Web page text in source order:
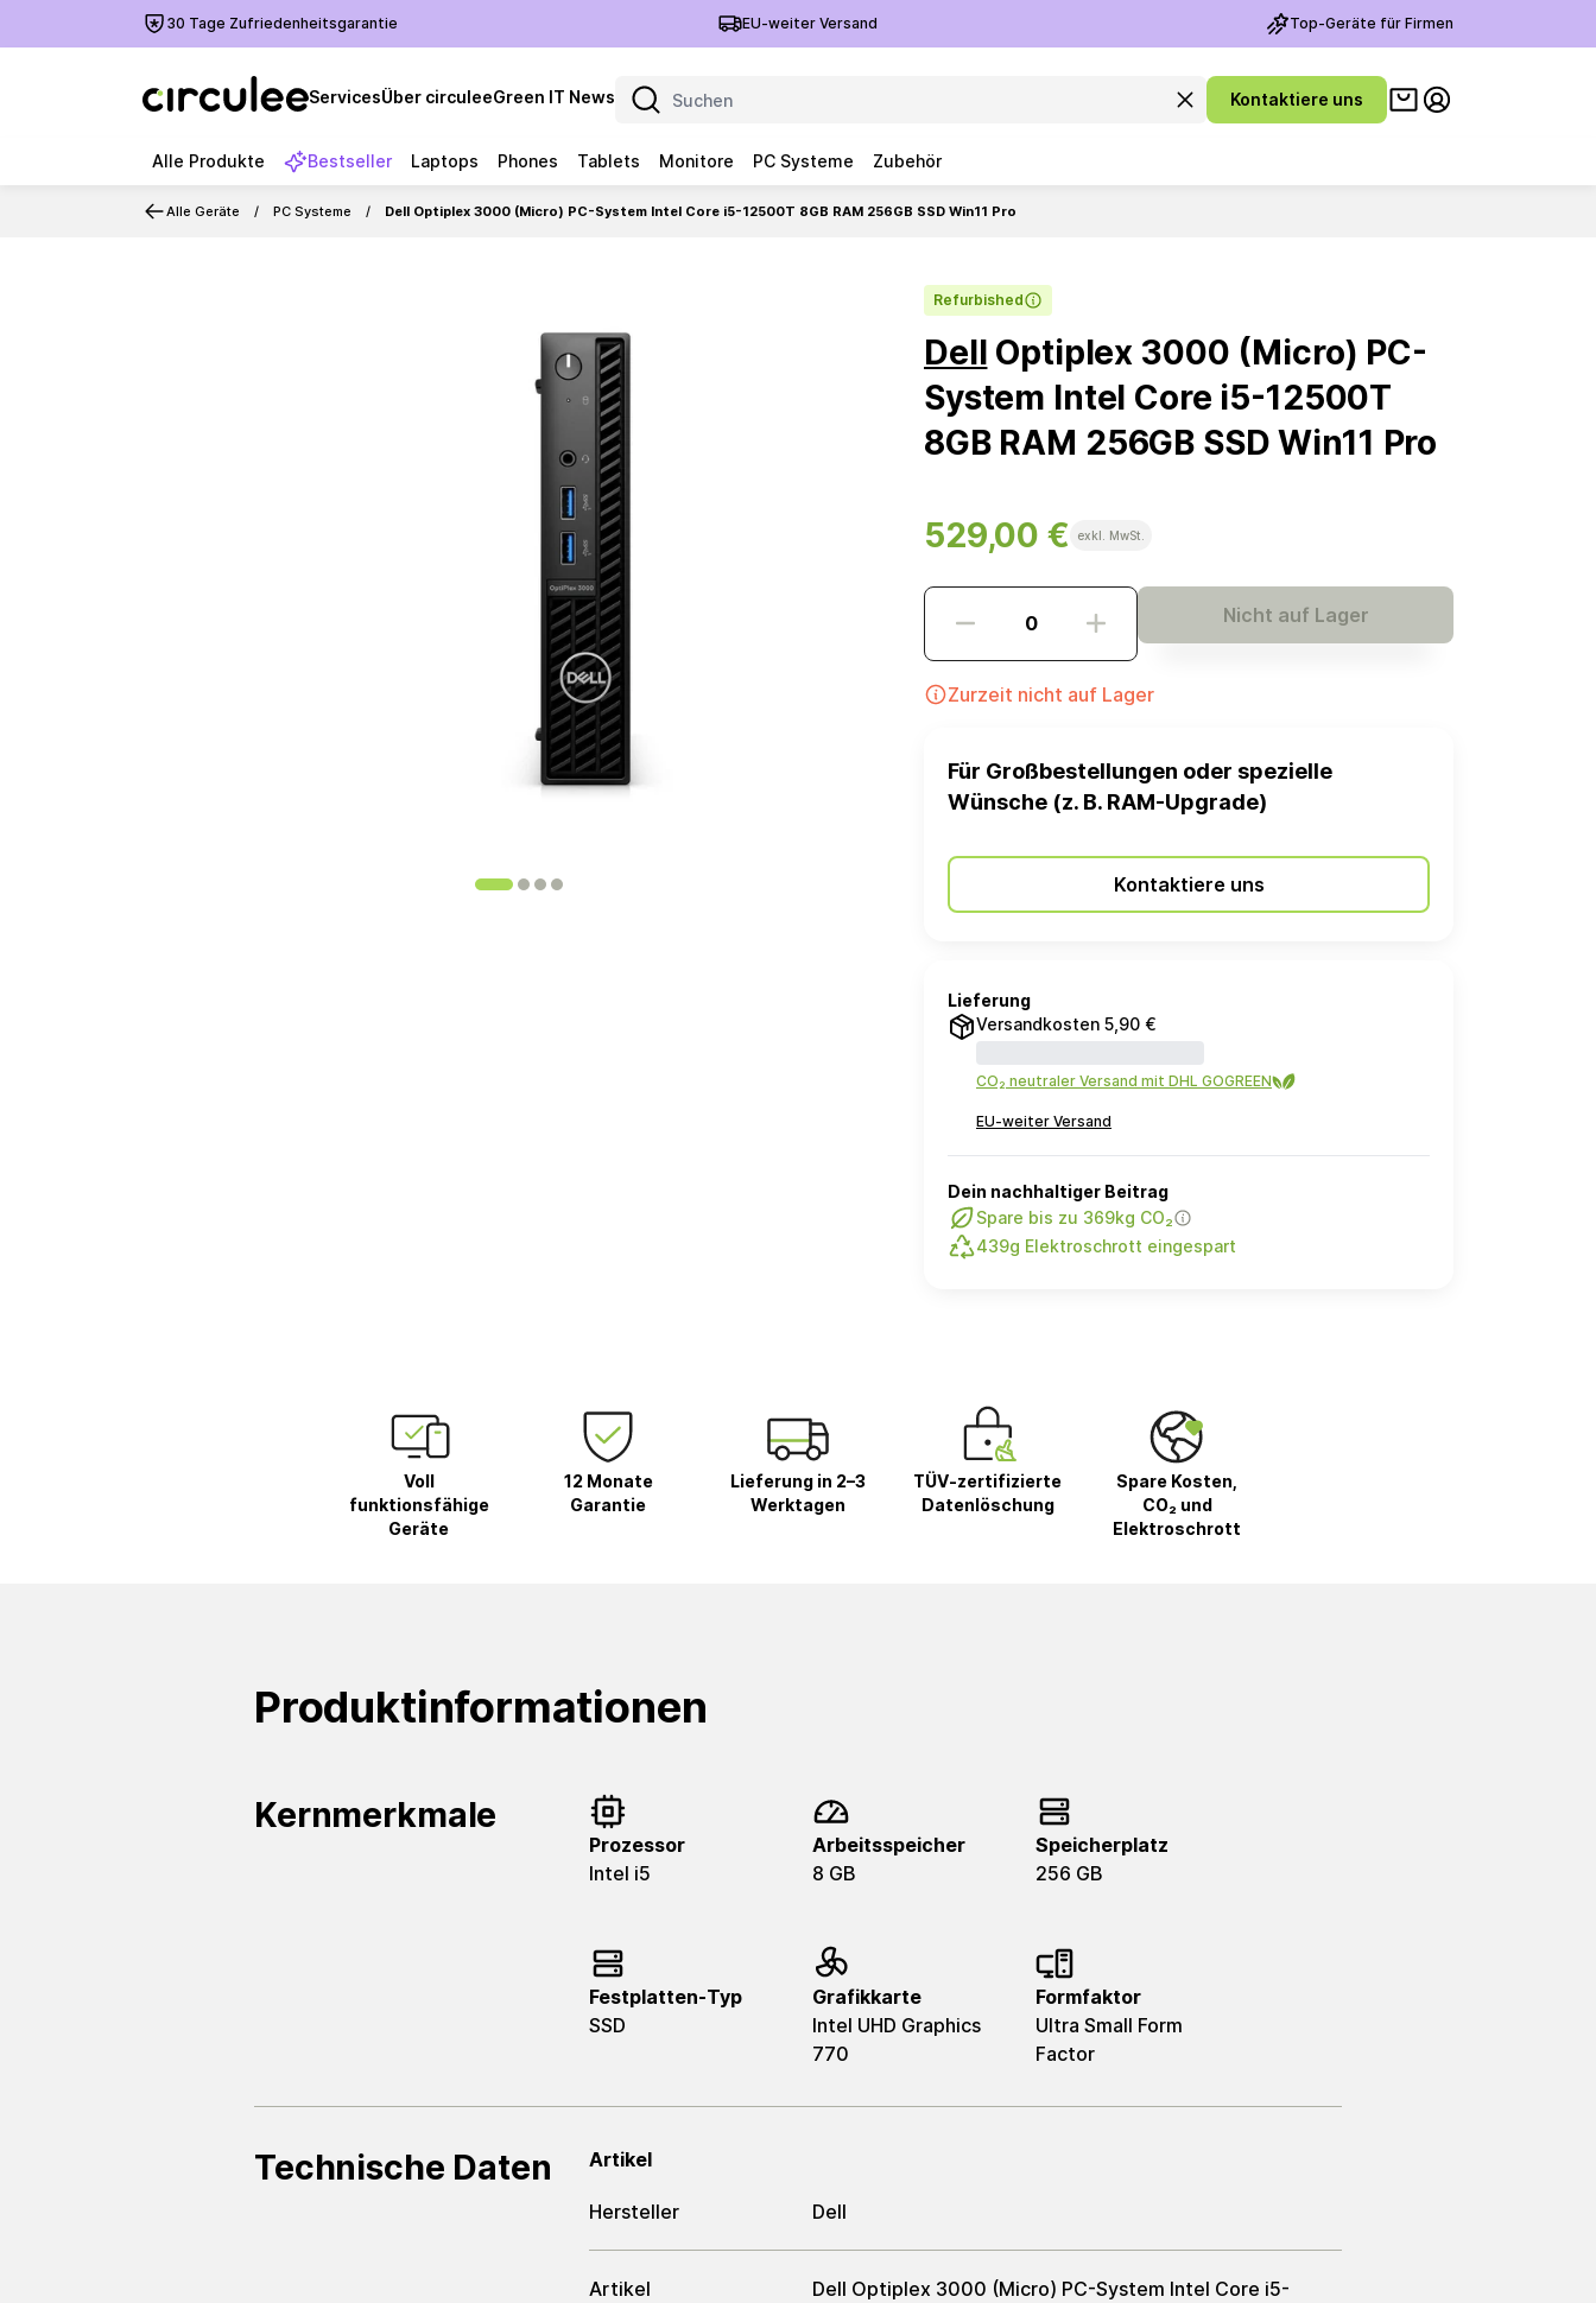
30 Tage Zufriedenheitsgarantie EU-weiter Versand Top-Geräte für Firmen
ServicesÜber circuleeGreen IT News Suchanfrage leeren
Kontaktiere uns
Warenkorb ansehen
Alle Produkte Bestseller Laptops Phones Tablets Monitore PC Systeme Zubehör
Alle Geräte PC Systeme Dell Optiplex 3000 (Micro) PC-System Intel Core i5-12500T 8GB RAM 256GB SSD Win11 Pro
Refurbished
Dell Optiplex 3000 (Micro) PC-
System Intel Core i5-12500T
8GB RAM 256GB SSD Win11 Pro
529,00 € exkl. MwSt.
Nicht auf Lager
Zurzeit nicht auf Lager
Für Großbestellungen oder spezielle
Wünsche (z. B. RAM-Upgrade)
Kontaktiere uns
Lieferung
Versandkosten 5,90 €
CO₂ neutraler Versand mit DHL GOGREEN
EU-weiter Versand
Dein nachhaltiger Beitrag
Spare bis zu 369kg CO₂
439g Elektroschrott eingespart
Voll
funktionsfähige
Geräte
12 Monate
Garantie
Lieferung in 2–3
Werktagen
TÜV-zertifizierte
Datenlöschung
Spare Kosten,
CO₂ und
Elektroschrott
Produktinformationen
Kernmerkmale
Prozessor
Intel i5
Arbeitsspeicher
8 GB
Speicherplatz
256 GB
Festplatten-Typ
SSD
Grafikkarte
Intel UHD Graphics
770
Formfaktor
Ultra Small Form
Factor
Technische Daten Artikel
Hersteller Dell
Artikel
Dell Optiplex 3000 (Micro) PC-System Intel Core i5-